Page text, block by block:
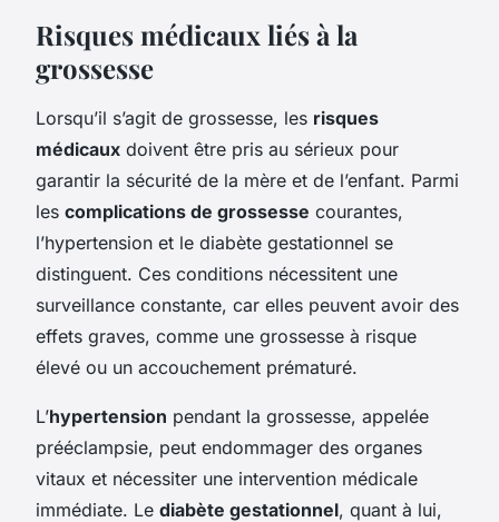
Risques médicaux liés à la
grossesse
Lorsqu’il s’agit de grossesse, les risques
médicaux doivent être pris au sérieux pour
garantir la sécurité de la mère et de l’enfant. Parmi
les complications de grossesse courantes,
l’hypertension et le diabète gestationnel se
distinguent. Ces conditions nécessitent une
surveillance constante, car elles peuvent avoir des
effets graves, comme une grossesse à risque
élevé ou un accouchement prématuré.
L’hypertension pendant la grossesse, appelée
prééclampsie, peut endommager des organes
vitaux et nécessiter une intervention médicale
immédiate. Le diabète gestationnel, quant à lui,